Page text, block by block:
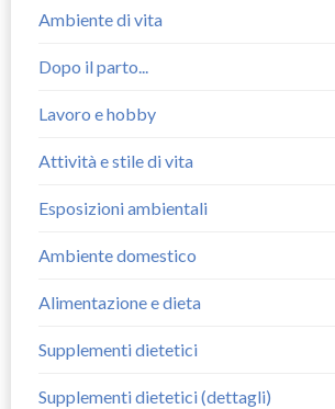
Ambiente di vita
Dopo il parto...
Lavoro e hobby
Attività e stile di vita
Esposizioni ambientali
Ambiente domestico
Alimentazione e dieta
Supplementi dietetici
Supplementi dietetici (dettagli)